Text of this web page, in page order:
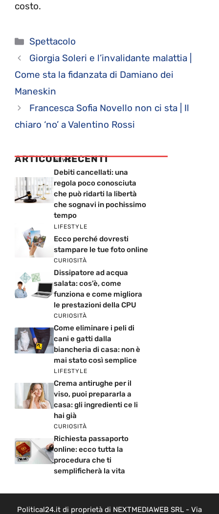
costo.
Categorie
Spettacolo
Giorgia Soleri e l’invalidante malattia |
Come sta la fidanzata di Damiano dei
Maneskin
Francesca Sofia Novello non ci sta | Il
chiaro ‘no’ a Valentino Rossi
ARTICOLI RECENTI
NEWS
Debiti cancellati: una
regola poco conosciuta
che può ridarti la libertà
che sognavi in pochissimo
tempo
LIFESTYLE
Ecco perché dovresti
stampare le tue foto online
CURIOSITÀ
Dissipatore ad acqua
salata: cos’è, come
funziona e come migliora
le prestazioni della CPU
CURIOSITÀ
Come eliminare i peli di
cani e gatti dalla
biancheria di casa: non è
mai stato così semplice
LIFESTYLE
Crema antirughe per il
viso, puoi prepararla a
casa: gli ingredienti ce li
hai già
CURIOSITÀ
Richiesta passaporto
online: ecco tutta la
procedura che ti
semplificherà la vita
Political24.it di proprietà di NEXTMEDIAWEB SRL - Via